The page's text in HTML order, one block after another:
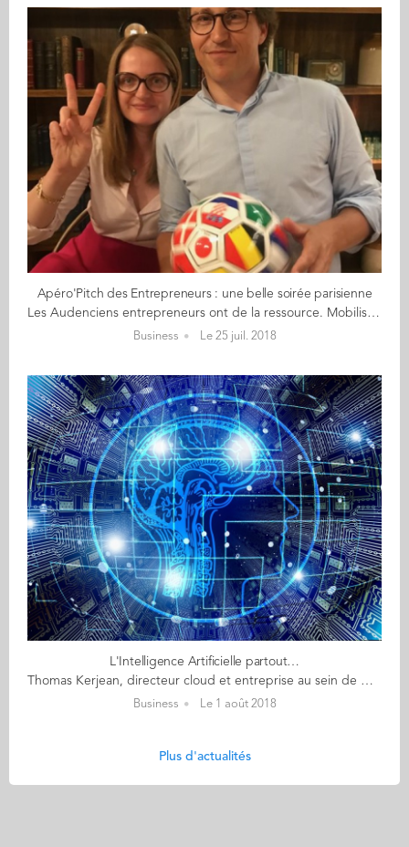
Apéro'Pitch des Entrepreneurs : une belle soirée parisienne
Les Audenciens entrepreneurs ont de la ressource. Mobilisés comme toute la France derrière les Bleus le 10 juillet, c’est finalement avec quelques jours de décalage, le 17 juillet, que s’est tenu l’Apéro’Pitch du Club Entrepreneurs. Une belle réussite, malgré cette date un peu coincée entre l’euphorie footballistique et les départs en vacances. 10 entrepreneurs s’étaient donné rendez-vous pour investir un nouveau lieu – The Hoxton, au cœur du sentier – à l’invitation de Stéphane Feuillu (GE 97, Ambassadeur du Club Entrepreneurs). Un cadre chic, élégant et convivial, propice au networking et à la découverte des 3 projets pitchés : Yves Bossy (GE 79) a fait découvrir son activité centrée sur les goodies sur-mesure, destinés principalement aux grands comptes. En cette période de Coupe du Monde, Yves a fait découvrir son ballon de foot intégrant toutes les équipes du Mondial (cf. photo), belle illustration de ses activités. Mais il a aussi partagé avec l’auditoire sa problématique du moment : développer son portefeuille clients pour réduire l’importance d’un compte majeur au sein de son chiffre d’affaires. Alexandre Beauchet (GE 12) est en plein démarrage. Ce diplômé ingénieur-manager travaille depuis six mois sur un « mur de construction virtuel », une nouvelle technique permettant aux gens de développer leur créativité tout en travaillant à distance, en équipe et en utilisant des outils IT. A ceux qui souhaitent en savoir plus, découvrez draft.io Emile Ledure (GE 16), ancien Product Manager pour BlaBlaCar, développe une activité pour aider les propriétaires d’applications smartphone et web à mieux comprendre les besoins de leurs clients pour faire évoluer leur outil. Un mix de compétences de chef de projet et développeur UX. Pour ceux qui souhaitent en savoir plus, découvrez le dernier article d’Emile sur l’Onboarding produit mais aussi une vidéo de sa dernière intervention à Station F Rendez-vous début octobre pour un nouvel Apéro’Pitch du Club Entrepreneurs, pour faire le plein de belles initiatives présentées par des diplômés d’Audencia.
Business Le 25 juil. 2018
L'Intelligence Artificielle partout…
Thomas Kerjean, directeur cloud et entreprise au sein de Microsoft France explique le concept de l’IA en affirmant : « l’intelligence artificielle n’est ni plus ni moins qu’un cerveau numérique ». Force est de constater que l’IA est devenue, de plus en plus, commune, voire omniprésente. Ce qui fait que l’intelligence artificielle est devenue beaucoup plus médiatisée aujourd’hui, c’est l’invention d’une nouvelle génération d’algorithmes de ‘deep learning’ possédant une capacité d’ingurgitation de données et d’apprentissages qui est élaborée et différente de ce qui se produisait auparavant. Dès lors qu’une entreprise aura intégré deep learning et cognitive computing au sein de ses processus afin de traiter des problèmes ne relevant pas des traitements logiques classiques, elle sera considérée comme pratiquant l’intelligence artificielle. L’intelligence artificielle s’infiltre, progressivement, dans les entreprises afin d’améliorer les différents processus existants et apporter de nouvelles solutions à des problèmes relevés et des besoins métiers. Elle est devenue de plus en plus concrète. Il y a moins de cinq ans, elle était encore dans les laboratoires, sous forme de travaux de recherche. Aujourd’hui, les entreprises s’en préoccupent de plus en plus. C’est devenu une réalité, pratiquée dans les organisations. Beaucoup d’entreprises commencent à incorporer les ‘Chat-bots’ ou agents conversationnels au sein de leurs services clients, pour traiter les questions les plus fréquemment posées par les clients. Les institutions financières, elles, utilisent l’intelligence artificielle pour repérer les fraudes. L’intelligence artificielle est devenue, aussi, un catalyseur de changements. En France, l’IA commence à s’infiltrer de manière concrète dans les entreprises, ce qui pose des questions sur la manière dont elle s’introduit, et quels sont les domaines et métiers qu’elle va impacter. Des emplois vont disparaître, notamment dans le domaine industriel, où les tâches automatisables vont être impactées par l’IA, mais des emplois vont naître également. Thomas Kerjean explique : « C’est plus la capacité technologique qui amène des changements comme dans chaque révolution schumpeterienne ». Les métiers liés à la relation client vont évoluer en profondeur, car il sera possible d’augmenter l’intelligence de traitement des données du client. Les chatbots vont de plus en plus être développés et mis en place pour traiter toutes les questions fréquemment posées de front-office, à savoir toutes les questions qui ne relèvent pas d’une finesse d’analyse importante. Ils vont entraîner, par conséquent, un changement de la nature du métier de conseiller qui va plus être porté sur des questions plus pointues et personnalisées. L’évolution insufflée par l’intelligence artificielle concerne les domaines médicaux également, avec des diagnostics faits en temps réel. Thomas Kerjean ajoute « Il y a un élément fondamental qui va changer, c’est l’IT. Il va falloir recréer et repeupler ce domaine complètement et revoir les rôles respectifs des techniciens, data scientists et développeurs ». Sur la question des compétences qui vont être recherchées et encouragées dans un monde où l’IA est de plus en plus prédominante, Carole Bénichou, directrice de la division office marketing, au sein de Microsoft France, s’exprime : « Le savoir et une partie du savoir-faire sont des choses qui vont pouvoir être recrutées dans une base de données. Le savoir-être, quant à lui, va rester de la pure compétence de l’homme, et en ceci nous retrouvons l’intelligence émotionnelle, l’empathie, la capacité à créer du lien entre le top d’une entreprise et le premier maillon de son organisation, etc. Par conséquent, les cartes des typologies de compétences dont nous aurons besoin de façons cruciale et performante seront rebattues ». Par Sara Ben Lahbib (IMM 16) Retrouver la suite de l'article de Sara sur the mag #4 "Points économiques de ces derniers mois : comprenons et décryptons !"
Business Le 1 août 2018
Plus d'actualités